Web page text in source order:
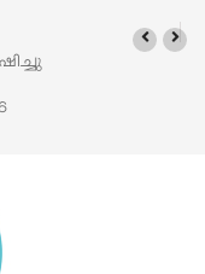
തെരേസ
ദ ക്രോസ്